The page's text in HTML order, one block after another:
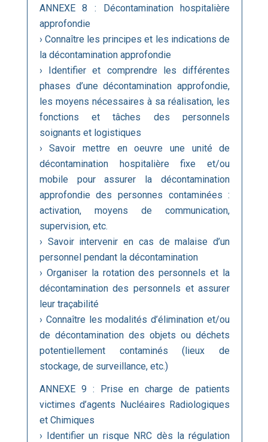
ANNEXE 8 : Décontamination hospitalière
approfondie
› Connaître les principes et les indications de
la décontamination approfondie
› Identifier et comprendre les différentes
phases d’une décontamination approfondie,
les moyens nécessaires à sa réalisation, les
fonctions et tâches des personnels
soignants et logistiques
› Savoir mettre en oeuvre une unité de
décontamination hospitalière fixe et/ou
mobile pour assurer la décontamination
approfondie des personnes contaminées :
activation, moyens de communication,
supervision, etc.
› Savoir intervenir en cas de malaise d’un
personnel pendant la décontamination
› Organiser la rotation des personnels et la
décontamination des personnels et assurer
leur traçabilité
› Connaître les modalités d’élimination et/ou
de décontamination des objets ou déchets
potentiellement contaminés (lieux de
stockage, de surveillance, etc.)
ANNEXE 9 : Prise en charge de patients
victimes d’agents Nucléaires Radiologiques
et Chimiques
› Identifier un risque NRC dès la régulation